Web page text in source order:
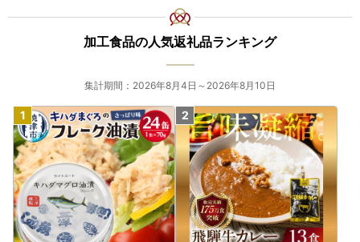
品発送に係る確認・連絡、各種お問い合わせ、寄附の使い道
のお知らせの広報等に利用するものであり、それ以外の目的
で使用するものではありません。返礼品発送に関して、必要
最低限の範囲において返礼品取扱い事業者に通知します。
【ふるさと納税の対象となる地方団体の指定について】
五島市は令和7年9月26日付総務大臣通知「ふるさと納税の
対象となる地方団体の指定について（通知）」にて、地方税
加工食品の人気返礼品ランキング
集計期間：2026年8月4日～2026年8月10日